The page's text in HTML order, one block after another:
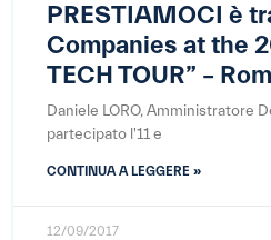
PRESTIAMOCI è
Companies at the
TECH TOUR” –
Daniele LORO, Amministratore
partecipato l'11 e
CONTINUA A LEGGERE »
12/09/2017